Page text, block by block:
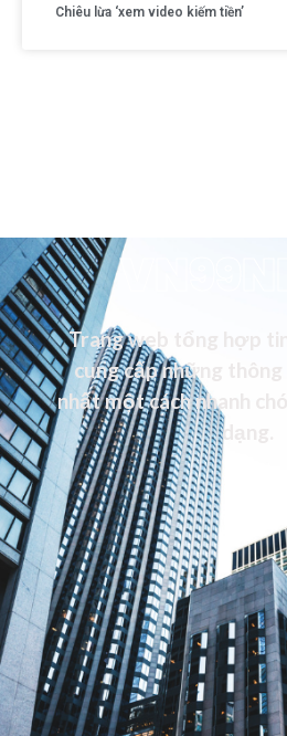
Chiêu lừa ‘xem video kiếm tiền’
Trang web tổng hợp
cung cấp những
nhất một cách nhanh
dạng.